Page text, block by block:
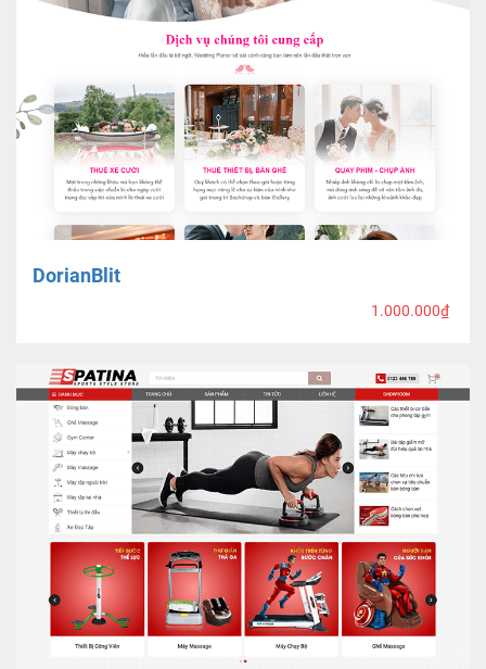
DorianBlit
1.000.000₫